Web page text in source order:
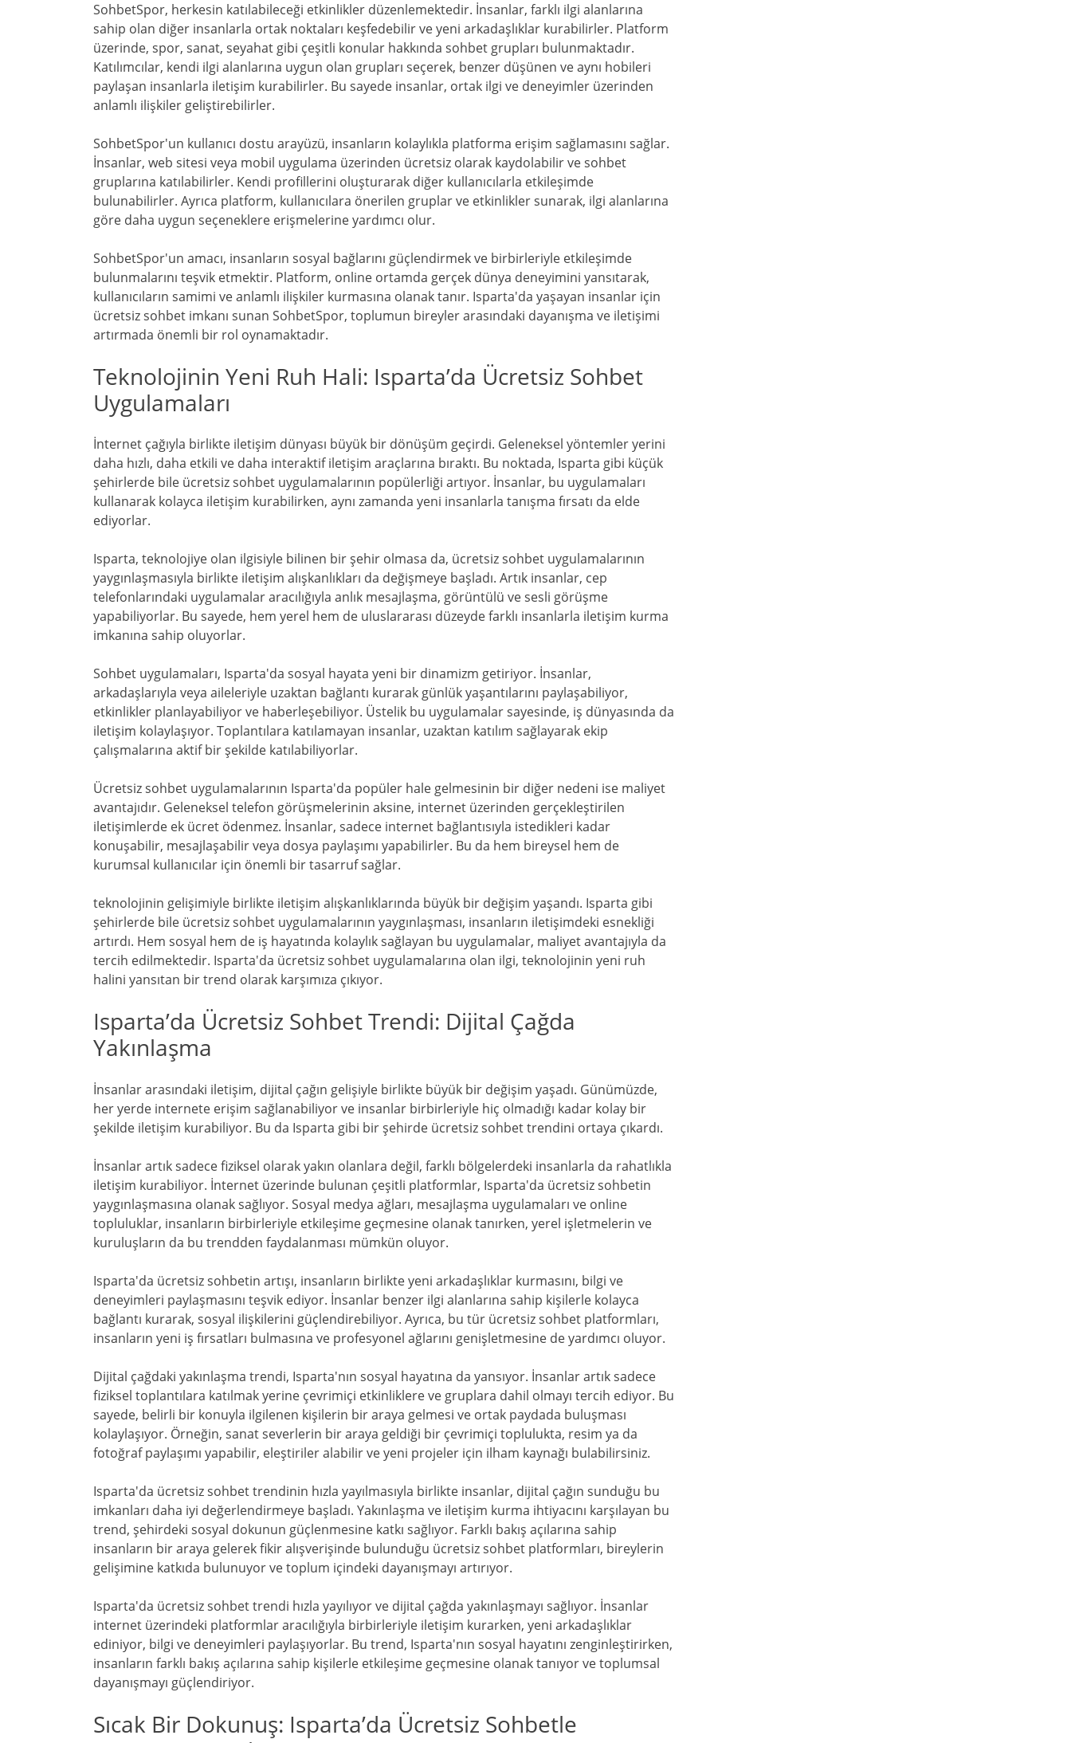
SohbetSpor, herkesin katılabileceği etkinlikler düzenlemektedir. İnsanlar, farklı ilgi alanlarına
sahip olan diğer insanlarla ortak noktaları keşfedebilir ve yeni arkadaşlıklar kurabilirler. Platform
üzerinde, spor, sanat, seyahat gibi çeşitli konular hakkında sohbet grupları bulunmaktadır.
Katılımcılar, kendi ilgi alanlarına uygun olan grupları seçerek, benzer düşünen ve aynı hobileri
paylaşan insanlarla iletişim kurabilirler. Bu sayede insanlar, ortak ilgi ve deneyimler üzerinden
anlamlı ilişkiler geliştirebilirler.
SohbetSpor'un kullanıcı dostu arayüzü, insanların kolaylıkla platforma erişim sağlamasını sağlar.
İnsanlar, web sitesi veya mobil uygulama üzerinden ücretsiz olarak kaydolabilir ve sohbet
gruplarına katılabilirler. Kendi profillerini oluşturarak diğer kullanıcılarla etkileşimde
bulunabilirler. Ayrıca platform, kullanıcılara önerilen gruplar ve etkinlikler sunarak, ilgi alanlarına
göre daha uygun seçeneklere erişmelerine yardımcı olur.
SohbetSpor'un amacı, insanların sosyal bağlarını güçlendirmek ve birbirleriyle etkileşimde
bulunmalarını teşvik etmektir. Platform, online ortamda gerçek dünya deneyimini yansıtarak,
kullanıcıların samimi ve anlamlı ilişkiler kurmasına olanak tanır. Isparta'da yaşayan insanlar için
ücretsiz sohbet imkanı sunan SohbetSpor, toplumun bireyler arasındaki dayanışma ve iletişimi
artırmada önemli bir rol oynamaktadır.
Teknolojinin Yeni Ruh Hali: Isparta’da Ücretsiz Sohbet
Uygulamaları
İnternet çağıyla birlikte iletişim dünyası büyük bir dönüşüm geçirdi. Geleneksel yöntemler yerini
daha hızlı, daha etkili ve daha interaktif iletişim araçlarına bıraktı. Bu noktada, Isparta gibi küçük
şehirlerde bile ücretsiz sohbet uygulamalarının popülerliği artıyor. İnsanlar, bu uygulamaları
kullanarak kolayca iletişim kurabilirken, aynı zamanda yeni insanlarla tanışma fırsatı da elde
ediyorlar.
Isparta, teknolojiye olan ilgisiyle bilinen bir şehir olmasa da, ücretsiz sohbet uygulamalarının
yaygınlaşmasıyla birlikte iletişim alışkanlıkları da değişmeye başladı. Artık insanlar, cep
telefonlarındaki uygulamalar aracılığıyla anlık mesajlaşma, görüntülü ve sesli görüşme
yapabiliyorlar. Bu sayede, hem yerel hem de uluslararası düzeyde farklı insanlarla iletişim kurma
imkanına sahip oluyorlar.
Sohbet uygulamaları, Isparta'da sosyal hayata yeni bir dinamizm getiriyor. İnsanlar,
arkadaşlarıyla veya aileleriyle uzaktan bağlantı kurarak günlük yaşantılarını paylaşabiliyor,
etkinlikler planlayabiliyor ve haberleşebiliyor. Üstelik bu uygulamalar sayesinde, iş dünyasında da
iletişim kolaylaşıyor. Toplantılara katılamayan insanlar, uzaktan katılım sağlayarak ekip
çalışmalarına aktif bir şekilde katılabiliyorlar.
Ücretsiz sohbet uygulamalarının Isparta'da popüler hale gelmesinin bir diğer nedeni ise maliyet
avantajıdır. Geleneksel telefon görüşmelerinin aksine, internet üzerinden gerçekleştirilen
iletişimlerde ek ücret ödenmez. İnsanlar, sadece internet bağlantısıyla istedikleri kadar
konuşabilir, mesajlaşabilir veya dosya paylaşımı yapabilirler. Bu da hem bireysel hem de
kurumsal kullanıcılar için önemli bir tasarruf sağlar.
teknolojinin gelişimiyle birlikte iletişim alışkanlıklarında büyük bir değişim yaşandı. Isparta gibi
şehirlerde bile ücretsiz sohbet uygulamalarının yaygınlaşması, insanların iletişimdeki esnekliği
artırdı. Hem sosyal hem de iş hayatında kolaylık sağlayan bu uygulamalar, maliyet avantajıyla da
tercih edilmektedir. Isparta'da ücretsiz sohbet uygulamalarına olan ilgi, teknolojinin yeni ruh
halini yansıtan bir trend olarak karşımıza çıkıyor.
Isparta’da Ücretsiz Sohbet Trendi: Dijital Çağda
Yakınlaşma
İnsanlar arasındaki iletişim, dijital çağın gelişiyle birlikte büyük bir değişim yaşadı. Günümüzde,
her yerde internete erişim sağlanabiliyor ve insanlar birbirleriyle hiç olmadığı kadar kolay bir
şekilde iletişim kurabiliyor. Bu da Isparta gibi bir şehirde ücretsiz sohbet trendini ortaya çıkardı.
İnsanlar artık sadece fiziksel olarak yakın olanlara değil, farklı bölgelerdeki insanlarla da rahatlıkla
iletişim kurabiliyor. İnternet üzerinde bulunan çeşitli platformlar, Isparta'da ücretsiz sohbetin
yaygınlaşmasına olanak sağlıyor. Sosyal medya ağları, mesajlaşma uygulamaları ve online
topluluklar, insanların birbirleriyle etkileşime geçmesine olanak tanırken, yerel işletmelerin ve
kuruluşların da bu trendden faydalanması mümkün oluyor.
Isparta'da ücretsiz sohbetin artışı, insanların birlikte yeni arkadaşlıklar kurmasını, bilgi ve
deneyimleri paylaşmasını teşvik ediyor. İnsanlar benzer ilgi alanlarına sahip kişilerle kolayca
bağlantı kurarak, sosyal ilişkilerini güçlendirebiliyor. Ayrıca, bu tür ücretsiz sohbet platformları,
insanların yeni iş fırsatları bulmasına ve profesyonel ağlarını genişletmesine de yardımcı oluyor.
Dijital çağdaki yakınlaşma trendi, Isparta'nın sosyal hayatına da yansıyor. İnsanlar artık sadece
fiziksel toplantılara katılmak yerine çevrimiçi etkinliklere ve gruplara dahil olmayı tercih ediyor. Bu
sayede, belirli bir konuyla ilgilenen kişilerin bir araya gelmesi ve ortak paydada buluşması
kolaylaşıyor. Örneğin, sanat severlerin bir araya geldiği bir çevrimiçi toplulukta, resim ya da
fotoğraf paylaşımı yapabilir, eleştiriler alabilir ve yeni projeler için ilham kaynağı bulabilirsiniz.
Isparta'da ücretsiz sohbet trendinin hızla yayılmasıyla birlikte insanlar, dijital çağın sunduğu bu
imkanları daha iyi değerlendirmeye başladı. Yakınlaşma ve iletişim kurma ihtiyacını karşılayan bu
trend, şehirdeki sosyal dokunun güçlenmesine katkı sağlıyor. Farklı bakış açılarına sahip
insanların bir araya gelerek fikir alışverişinde bulunduğu ücretsiz sohbet platformları, bireylerin
gelişimine katkıda bulunuyor ve toplum içindeki dayanışmayı artırıyor.
Isparta'da ücretsiz sohbet trendi hızla yayılıyor ve dijital çağda yakınlaşmayı sağlıyor. İnsanlar
internet üzerindeki platformlar aracılığıyla birbirleriyle iletişim kurarken, yeni arkadaşlıklar
ediniyor, bilgi ve deneyimleri paylaşıyorlar. Bu trend, Isparta'nın sosyal hayatını zenginleştirirken,
insanların farklı bakış açılarına sahip kişilerle etkileşime geçmesine olanak tanıyor ve toplumsal
dayanışmayı güçlendiriyor.
Sıcak Bir Dokunuş: Isparta’da Ücretsiz Sohbetle